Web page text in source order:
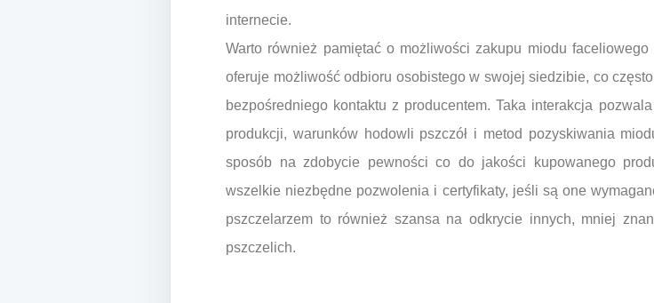
internecie.
Warto również pamiętać o możliwości zakupu miodu
oferuje możliwość odbioru osobistego w swojej siedzibie, co
bezpośredniego kontaktu z producentem. Taka interakcja
produkcji, warunków hodowli pszczół i metod pozyskiwania
sposób na zdobycie pewności co do jakości kupowanego
wszelkie niezbędne pozwolenia i certyfikaty, jeśli są one
pszczelarzem to również szansa na odkrycie innych, mniej
pszczelich.